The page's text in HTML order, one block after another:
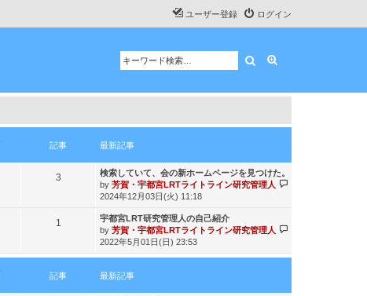
ログイン
ユーザー登録
検索
記事 最新記事
3記
最
新
記
検索していて、会の新ホームページを見つけた。
by 芳賀・宇都宮LRTライトライン研究管理人
2024年12月03日(火) 11:18
1
最
新
記
事
宇都宮LRT研究管理人の自己紹介
by 芳賀・宇都宮LRTライトライン研究管理人
記
2022年5月01日(日) 23:53
記事 最新記事